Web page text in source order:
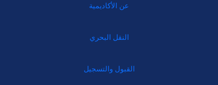
عن الأكاديمية
النقل البحري
القبول والتسجيل